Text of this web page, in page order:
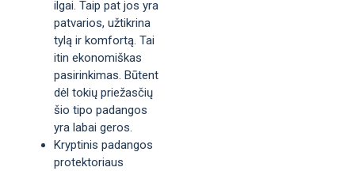
ilgai. Taip pat jos yra
patvarios, užtikrina
tylą ir komfortą. Tai
itin ekonomiškas
pasirinkimas. Būtent
dėl tokių priežasčių
šio tipo padangos
yra labai geros.
Kryptinis padangos
protektoriaus